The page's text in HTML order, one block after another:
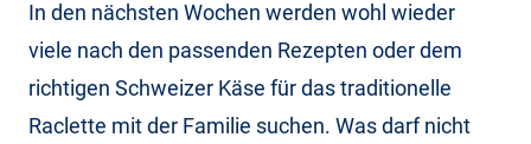
In den nächsten Wochen werden wohl wieder
viele nach den passenden Rezepten oder dem
richtigen Schweizer Käse für das traditionelle
Raclette mit der Familie suchen. Was darf nicht